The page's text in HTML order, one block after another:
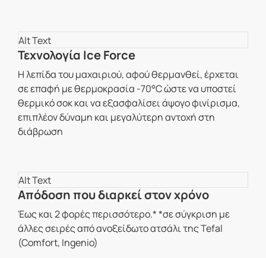
Τεχνολογία Ice Force
Η λεπίδα του μαχαιριού, αφού θερμανθεί, έρχεται
σε επαφή με θερμοκρασία -70°C ώστε να υποστεί
θερμικό σοκ και να εξασφαλίσει άψογο φινίρισμα,
επιπλέον δύναμη και μεγαλύτερη αντοχή στη
διάβρωση
Απόδοση που διαρκεί στον χρόνο
Έως και 2 φορές περισσότερο.* *σε σύγκριση με
άλλες σειρές από ανοξείδωτο ατσάλι της Tefal
(Comfort, Ingenio)